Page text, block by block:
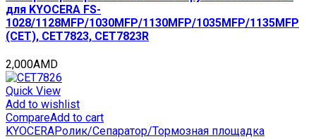
для KYOCERA FS-
1028/1128MFP/1030MFP/1130MFP/1035MFP/1135MFP
(CET), CET7823, CET7823R
2,000AMD
Quick View
Add to wishlist
CompareAdd to cart
KYOCERAРолик/Сепаратор/Тормозная площадка